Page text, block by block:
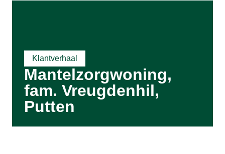
Klantverhaal
Mantelzorgwoning,
fam. Vreugdenhil,
Putten